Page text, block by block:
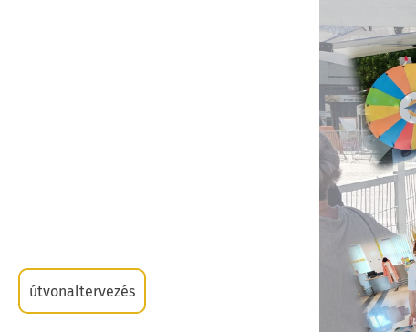
útvonaltervezés